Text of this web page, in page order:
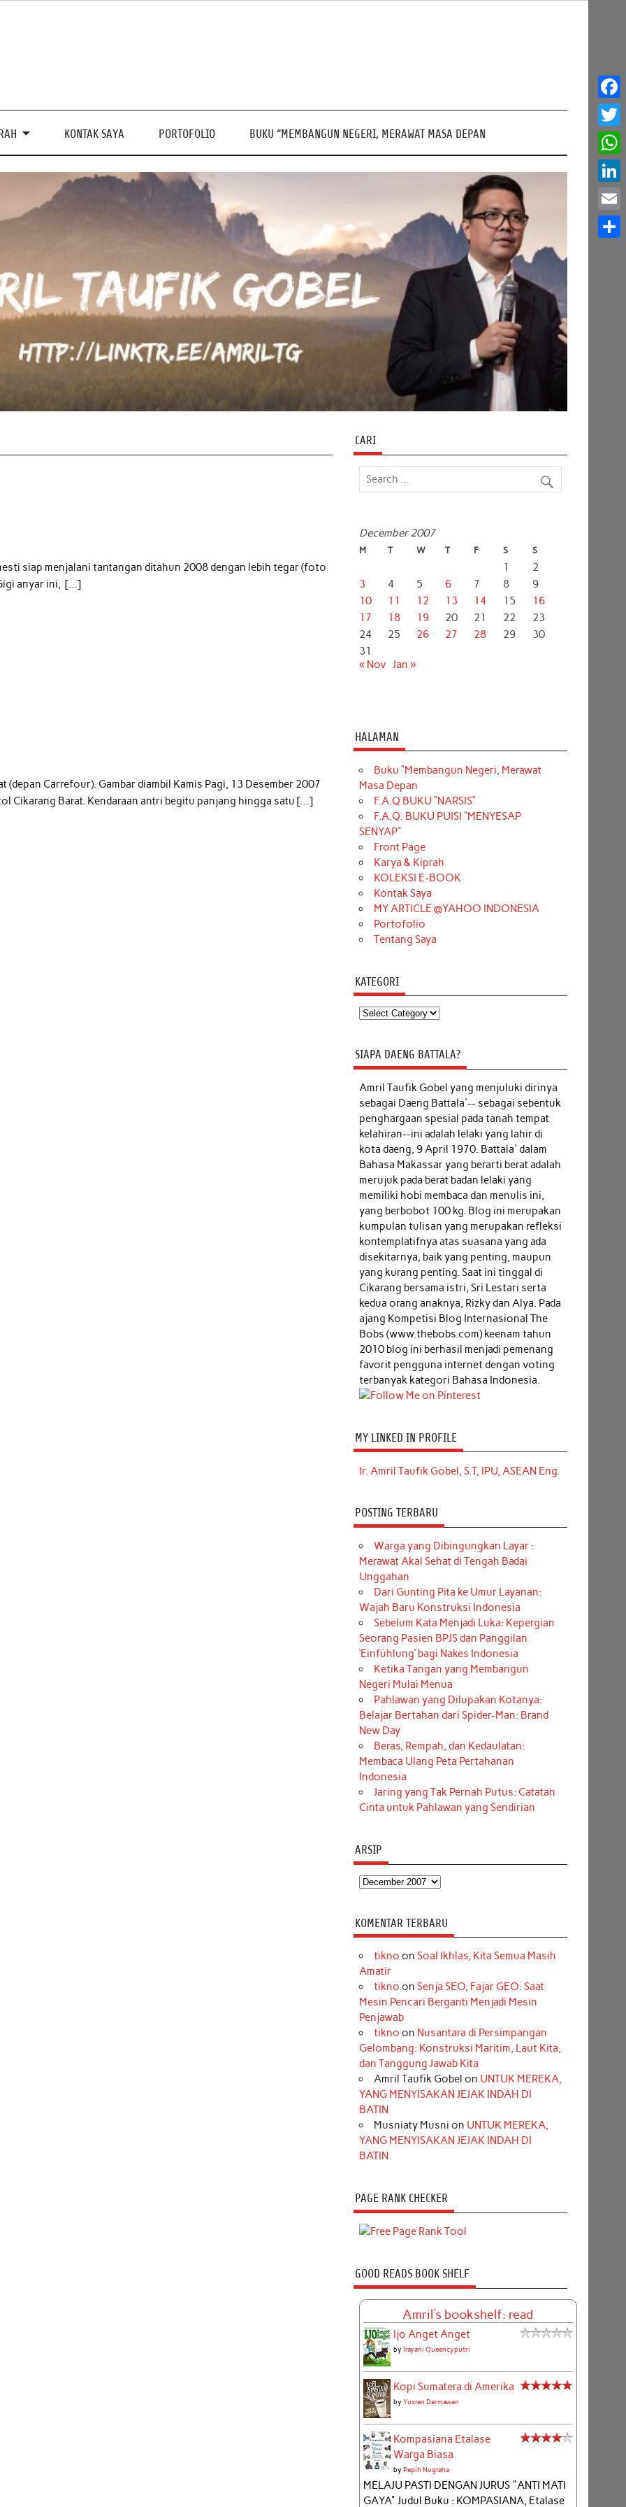
KONTAK SAYA PORTOFOLIO BUKU “MEMBANGUN NEGERI, MERAWAT MASA DEPAN
siap menjalani tantangan ditahun 2008 dengan lebih tegar (foto
anyar ini, […]
Carrefour). Gambar diambil Kamis Pagi, 13 Desember 2007
Cikarang Barat. Kendaraan antri begitu panjang hingga satu […]
CARI
December 2007
M T W T F S S
1
2
3
4 5 6 7 8
9
10
11 12 13 14 15
16
17
18 19 20 21 22
23
24
25 26 27 28 29
30
31
« Nov Jan »
HALAMAN
Buku “Membangun Negeri, Merawat
Masa Depan
F.A.Q BUKU “NARSIS”
F.A.Q. BUKU PUISI “MENYESAP
SENYAP”
Front Page
Karya & Kiprah
KOLEKSI E-BOOK
Kontak Saya
MY ARTICLE @YAHOO INDONESIA
Portofolio
Tentang Saya
KATEGORI
Kategori
SIAPA DAENG BATTALA?
Amril Taufik Gobel yang menjuluki dirinya
sebagai Daeng Battala'-- sebagai sebentuk
penghargaan spesial pada tanah tempat
kelahiran--ini adalah lelaki yang lahir di
kota daeng, 9 April 1970. Battala' dalam
Bahasa Makassar yang berarti berat adalah
merujuk pada berat badan lelaki yang
memiliki hobi membaca dan menulis ini,
yang berbobot 100 kg. Blog ini merupakan
kumpulan tulisan yang merupakan refleksi
kontemplatifnya atas suasana yang ada
disekitarnya, baik yang penting, maupun
yang kurang penting. Saat ini tinggal di
Cikarang bersama istri, Sri Lestari serta
kedua orang anaknya, Rizky dan Alya. Pada
ajang Kompetisi Blog Internasional The
Bobs (www.thebobs.com) keenam tahun
2010 blog ini berhasil menjadi pemenang
favorit pengguna internet dengan voting
terbanyak kategori Bahasa Indonesia.
MY LINKED IN PROFILE
Ir. Amril Taufik Gobel, S.T, IPU, ASEAN Eng.
POSTING TERBARU
Warga yang Dibingungkan Layar :
Merawat Akal Sehat di Tengah Badai
Unggahan
Dari Gunting Pita ke Umur Layanan:
Wajah Baru Konstruksi Indonesia
Sebelum Kata Menjadi Luka: Kepergian
Seorang Pasien BPJS dan Panggilan
‘Einfühlung’ bagi Nakes Indonesia
Ketika Tangan yang Membangun
Negeri Mulai Menua
Pahlawan yang Dilupakan Kotanya:
Belajar Bertahan dari Spider-Man: Brand
New Day
Beras, Rempah, dan Kedaulatan:
Membaca Ulang Peta Pertahanan
Indonesia
Jaring yang Tak Pernah Putus: Catatan
Cinta untuk Pahlawan yang Sendirian
ARSIP
Arsip
KOMENTAR TERBARU
tikno on Soal Ikhlas, Kita Semua Masih
Amatir
tikno on Senja SEO, Fajar GEO: Saat
Mesin Pencari Berganti Menjadi Mesin
Penjawab
tikno on Nusantara di Persimpangan
Gelombang: Konstruksi Maritim, Laut Kita,
dan Tanggung Jawab Kita
Amril Taufik Gobel on UNTUK MEREKA,
YANG MENYISAKAN JEJAK INDAH DI
BATIN
Musniaty Musni on UNTUK MEREKA,
YANG MENYISAKAN JEJAK INDAH DI
BATIN
PAGE RANK CHECKER
GOOD READS BOOK SHELF
Amril's bookshelf: read
Ijo Anget Anget
by Irayani Queencyputri
Kopi Sumatera di Amerika
by Yusran Darmawan
Kompasiana Etalase
Warga Biasa
by Pepih Nugraha
MELAJU PASTI DENGAN JURUS "ANTI MATI
GAYA" Judul Buku : KOMPASIANA, Etalase
Email